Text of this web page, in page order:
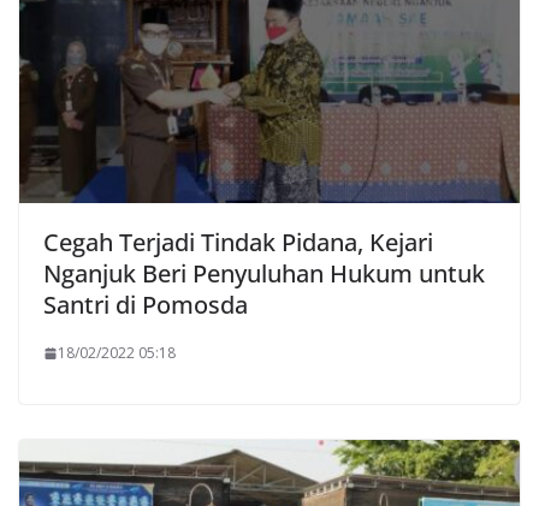
Cegah Terjadi Tindak Pidana, Kejari
Nganjuk Beri Penyuluhan Hukum untuk
Santri di Pomosda
18/02/2022 05:18